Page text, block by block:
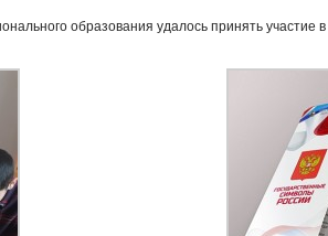
образования удалось принять участие